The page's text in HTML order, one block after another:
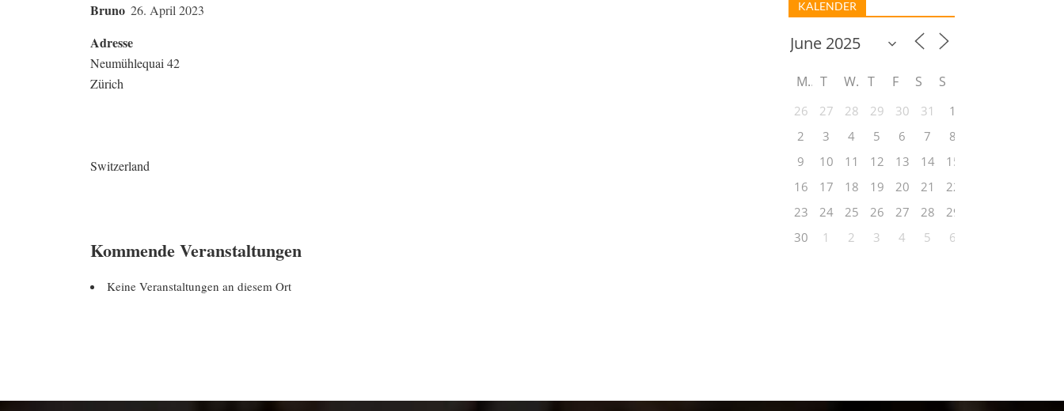
Bruno 26. April 2023
Adresse
Neumühlequai 42
Zürich
Switzerland
Kommende Veranstaltungen
Keine Veranstaltungen an diesem Ort
KALENDER
M T W T F S S
26 27 28 29 30 31
1
2
3 4 5 6 7
8
9
10 11 12 13 14
15
16
17 18 19 20 21
22
23
24 25 26 27 28
29
30
1 2 3 4 5 6